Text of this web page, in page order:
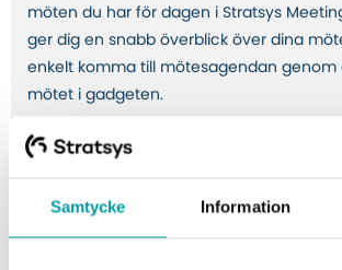
Samtycke Information
möten du har för dagen i Stratsys
ger dig en snabb överblick över dina
enkelt komma till mötesagendan genom
mötet i gadgeten.